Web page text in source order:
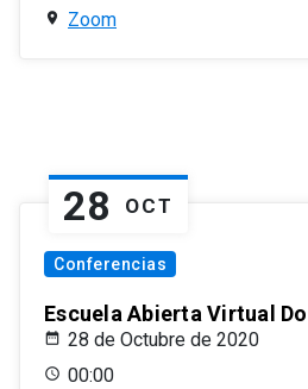
Zoom
28 OCT
Conferencias
Escuela Abierta Virtual
28 de Octubre de 2020
00:00